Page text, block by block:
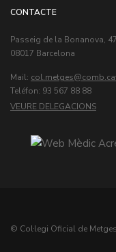
CONTACTE
Passeig de la Bonanova, 47
08017 Barcelona
Mail: col.metges
Teléfon: 93 567 88 88
VEURE DELEGACIONS
© Col·legi Oficial de